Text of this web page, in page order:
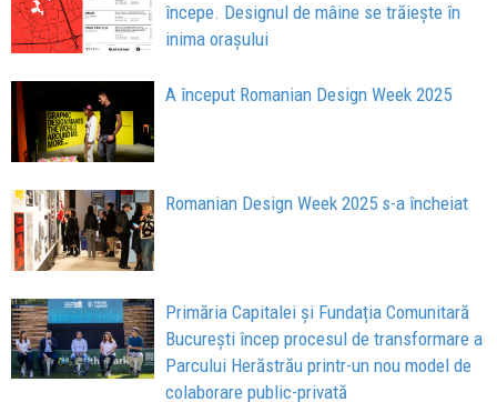
începe. Designul de mâine se trăiește în
inima orașului
A început Romanian Design Week 2025
Romanian Design Week 2025 s-a încheiat
Primăria Capitalei și Fundația Comunitară
București încep procesul de transformare a
Parcului Herăstrău printr-un nou model de
colaborare public-privată